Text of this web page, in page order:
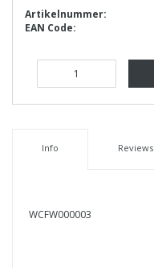
Artikelnummer:
EAN Code:
Info Reviews
WCFW000003